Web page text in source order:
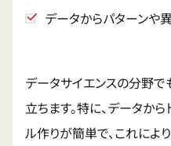
データからパターンや
データサイエンスの分野
立ちます。特に、データか
ル作りが簡単で、これによ